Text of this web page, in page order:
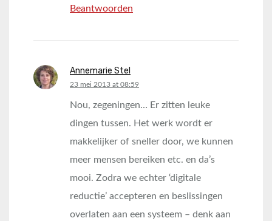
Beantwoorden
Annemarie Stel
says:
23 mei 2013 at 08:59
Nou, zegeningen… Er zitten leuke
dingen tussen. Het werk wordt er
makkelijker of sneller door, we kunnen
meer mensen bereiken etc. en da’s
mooi. Zodra we echter ‘digitale
reductie’ accepteren en beslissingen
overlaten aan een systeem – denk aan